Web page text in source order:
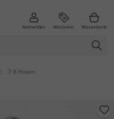
Anmelden Aktionen Warenkorb
| 7 8 Hosen